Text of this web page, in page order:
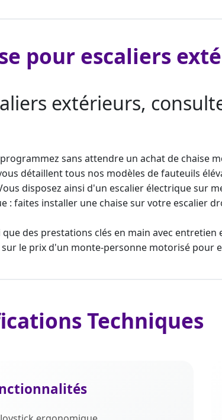
pour escaliers
extérieurs,
sans attendre un achat de chaise
détaillent tous nos modèles de fauteuils
disposez ainsi d'un escalier électrique sur
: faites installer une chaise sur votre escalier
des prestations clés en main avec
le prix d'un monte-personne motorisé pour
Techniques